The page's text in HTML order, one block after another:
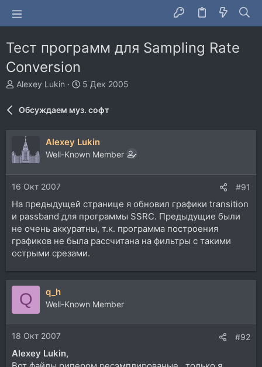
Тест программ для Sampling Rate
Conversion
А
т
р
м
Alexey Lukin
Д
н
а
5 Дек 2005
Обсуждаем муз. софт
Alexey Lukin
Well-Known Member
16 Окт 2007 #91
На предыдущей странице я обновил графики transition
и passband для программы SSRC. Предыдущие были
не очень аккуратны, т.к. программа построения
графиков не была рассчитана на фильтры с такими
острыми срезами.
Q q_h
Well-Known Member
18 Окт 2007 #92
Alexey Lukin,